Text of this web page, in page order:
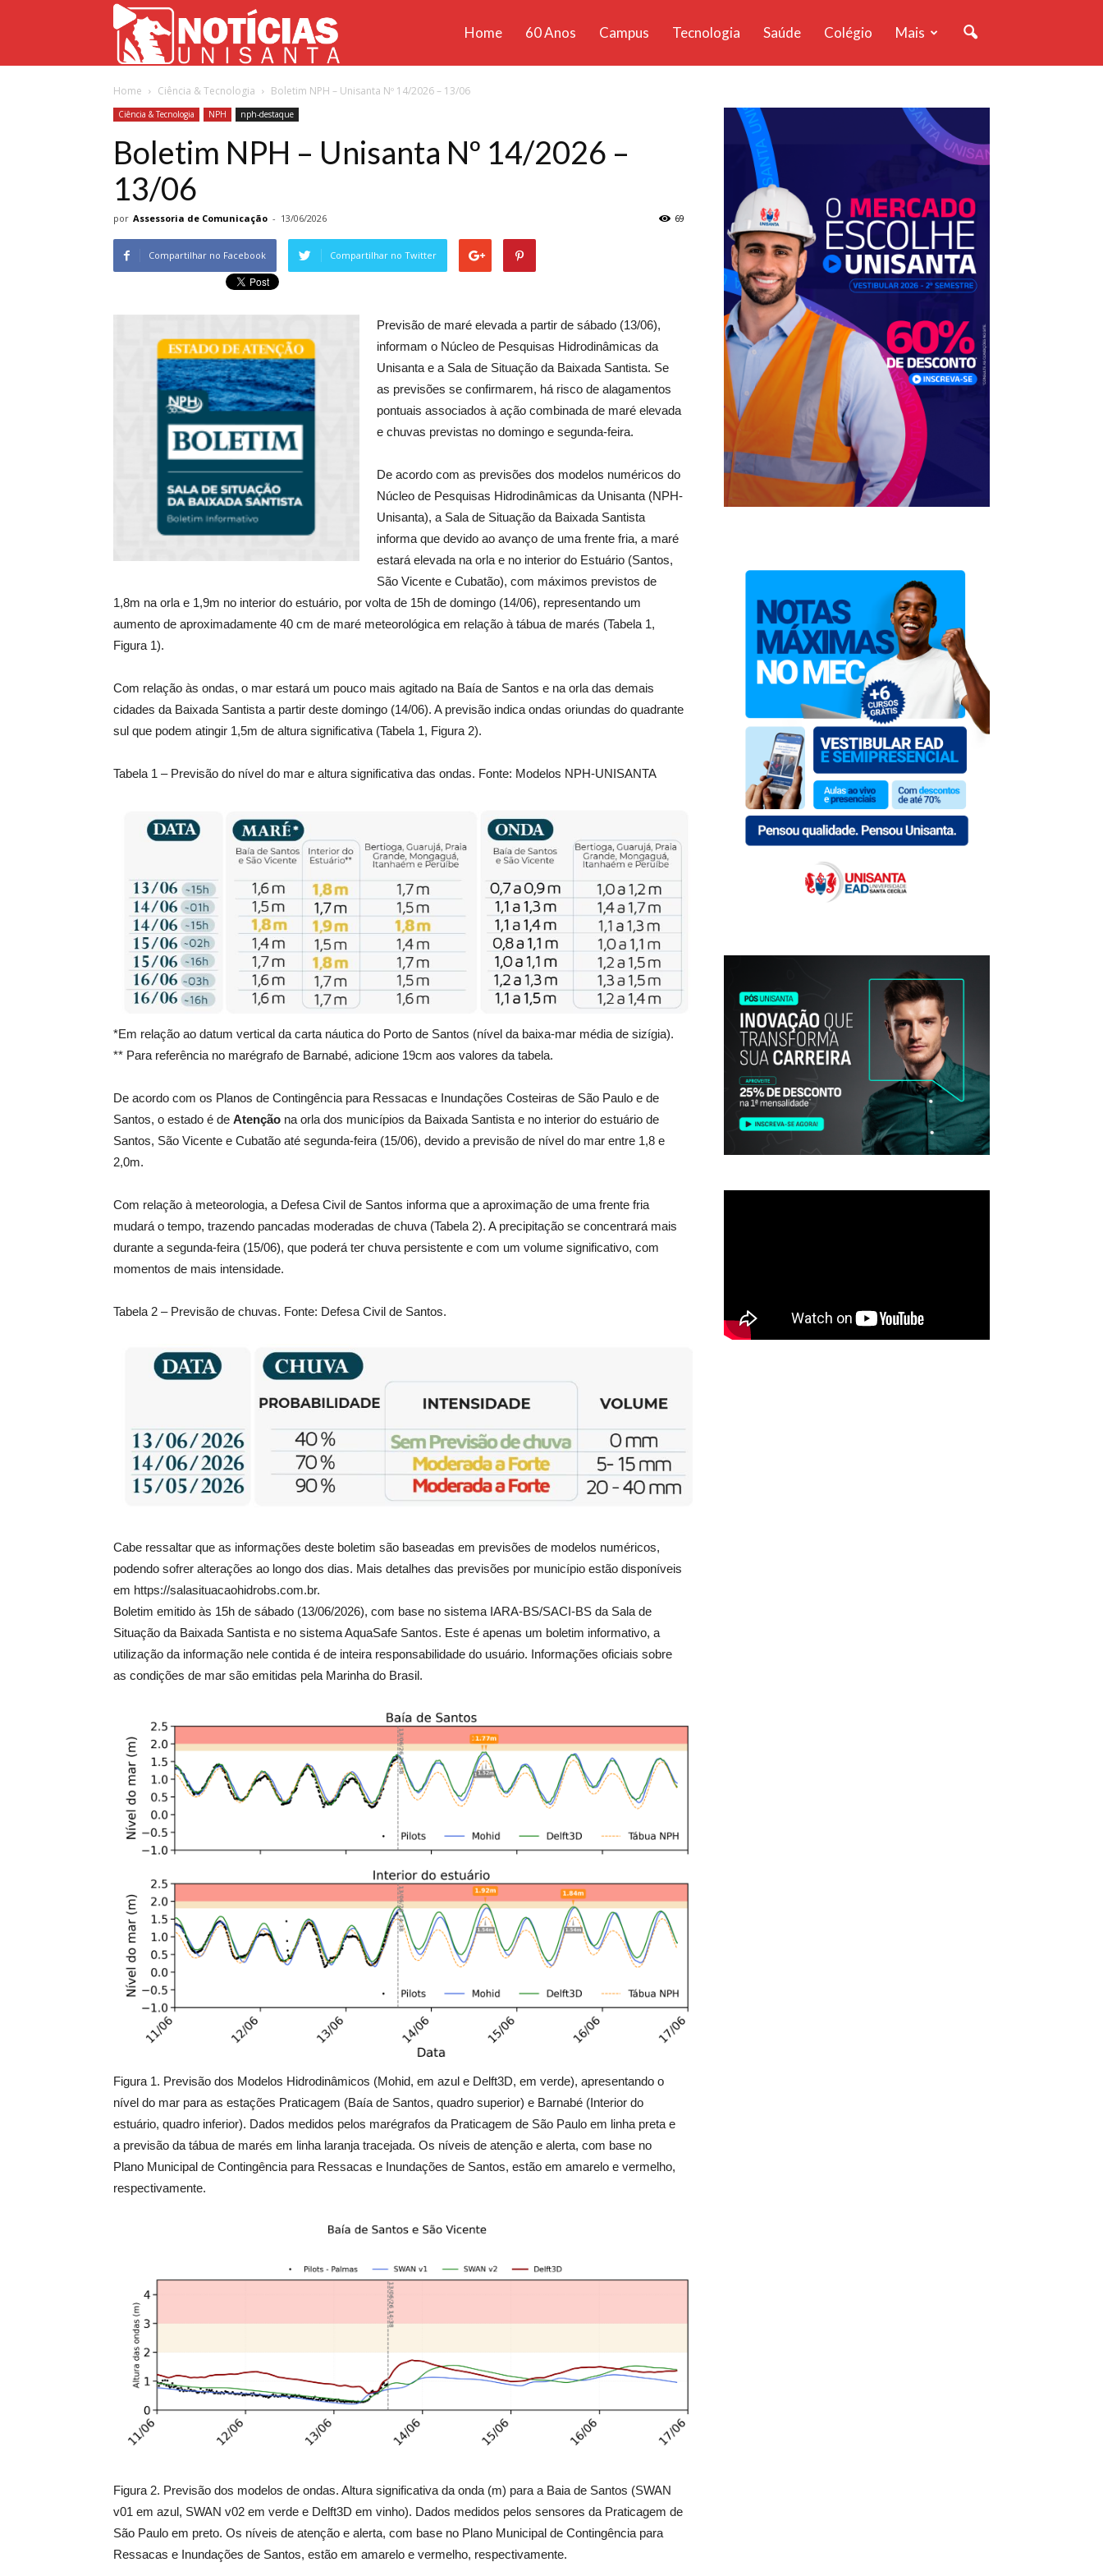
Unisanta
Home 60 Anos Campus Tecnologia Saúde Colégio Mais
Home Ciência & Tecnologia Boletim NPH – Unisanta Nº 14/2026 – 13/06
Ciência & Tecnologia NPH nph-destaque
Boletim NPH – Unisanta Nº 14/2026 –
13/06
por Assessoria de Comunicação - 13/06/2026 69
Compartilhar no Facebook Compartilhar no Twitter
Previsão de maré elevada a partir de sábado (13/06),
informam o Núcleo de Pesquisas Hidrodinâmicas da
Unisanta e a Sala de Situação da Baixada Santista. Se
as previsões se confirmarem, há risco de alagamentos
pontuais associados à ação combinada de maré elevada
e chuvas previstas no domingo e segunda-feira.
De acordo com as previsões dos modelos numéricos do
Núcleo de Pesquisas Hidrodinâmicas da Unisanta (NPH-
Unisanta), a Sala de Situação da Baixada Santista
informa que devido ao avanço de uma frente fria, a maré
estará elevada na orla e no interior do Estuário (Santos,
São Vicente e Cubatão), com máximos previstos de
1,8m na orla e 1,9m no interior do estuário, por volta de 15h de domingo (14/06), representando um
aumento de aproximadamente 40 cm de maré meteorológica em relação à tábua de marés (Tabela 1,
Figura 1).
Com relação às ondas, o mar estará um pouco mais agitado na Baía de Santos e na orla das demais
cidades da Baixada Santista a partir deste domingo (14/06). A previsão indica ondas oriundas do quadrante
sul que podem atingir 1,5m de altura significativa (Tabela 1, Figura 2).
Tabela 1 – Previsão do nível do mar e altura significativa das ondas. Fonte: Modelos NPH-UNISANTA
*Em relação ao datum vertical da carta náutica do Porto de Santos (nível da baixa-mar média de sizígia).
** Para referência no marégrafo de Barnabé, adicione 19cm aos valores da tabela.
De acordo com os Planos de Contingência para Ressacas e Inundações Costeiras de São Paulo e de
Santos, o estado é de Atenção na orla dos municípios da Baixada Santista e no interior do estuário de
Santos, São Vicente e Cubatão até segunda-feira (15/06), devido a previsão de nível do mar entre 1,8 e
2,0m.
Com relação à meteorologia, a Defesa Civil de Santos informa que a aproximação de uma frente fria
mudará o tempo, trazendo pancadas moderadas de chuva (Tabela 2). A precipitação se concentrará mais
durante a segunda-feira (15/06), que poderá ter chuva persistente e com um volume significativo, com
momentos de mais intensidade.
Tabela 2 – Previsão de chuvas. Fonte: Defesa Civil de Santos.
Cabe ressaltar que as informações deste boletim são baseadas em previsões de modelos numéricos,
podendo sofrer alterações ao longo dos dias. Mais detalhes das previsões por município estão disponíveis
em https://salasituacaohidrobs.com.br.
Boletim emitido às 15h de sábado (13/06/2026), com base no sistema IARA-BS/SACI-BS da Sala de
Situação da Baixada Santista e no sistema AquaSafe Santos. Este é apenas um boletim informativo, a
utilização da informação nele contida é de inteira responsabilidade do usuário. Informações oficiais sobre
as condições de mar são emitidas pela Marinha do Brasil.
Figura 1. Previsão dos Modelos Hidrodinâmicos (Mohid, em azul e Delft3D, em verde), apresentando o
nível do mar para as estações Praticagem (Baía de Santos, quadro superior) e Barnabé (Interior do
estuário, quadro inferior). Dados medidos pelos marégrafos da Praticagem de São Paulo em linha preta e
a previsão da tábua de marés em linha laranja tracejada. Os níveis de atenção e alerta, com base no
Plano Municipal de Contingência para Ressacas e Inundações de Santos, estão em amarelo e vermelho,
respectivamente.
Figura 2. Previsão dos modelos de ondas. Altura significativa da onda (m) para a Baia de Santos (SWAN
v01 em azul, SWAN v02 em verde e Delft3D em vinho). Dados medidos pelos sensores da Praticagem de
São Paulo em preto. Os níveis de atenção e alerta, com base no Plano Municipal de Contingência para
Ressacas e Inundações de Santos, estão em amarelo e vermelho, respectivamente.